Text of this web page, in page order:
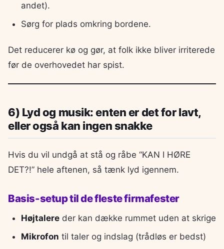
andet).
Sørg for plads omkring bordene.
Det reducerer kø og gør, at folk ikke bliver irriterede
før de overhovedet har spist.
6) Lyd og musik: enten er det for lavt,
eller også kan ingen snakke
Hvis du vil undgå at stå og råbe “KAN I HØRE
DET?!” hele aftenen, så tænk lyd igennem.
Basis-setup til de fleste firmafester
Højtalereder kan dække rummet uden at skrige
Mikrofon til taler og indslag (trådløs er bedst)